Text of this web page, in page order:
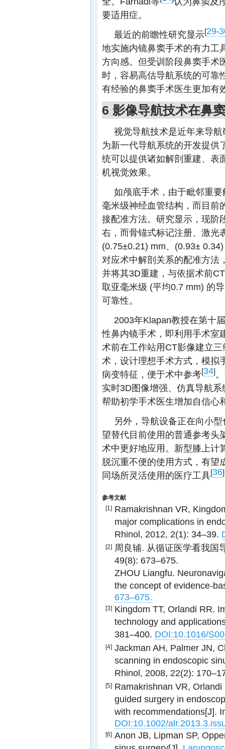
要适用症。
最近的前瞻性研究显示[29-
地实施内镜鼻窦手术的有力工
方向感。但受训阶段鼻窦手术
时，容易高估导航系统的可靠
有经验的鼻窦手术医生更加有
6 影像导航技术在鼻
视觉导航技术是近年来导
为新一代导航系统的开发提供
统可以提供诸如解剖重建、表
机视觉效果。
如颅底手术，由于毗邻重
毫米级神经血管结构，而目前
接配准方法。研究显示，现阶
右，而骨锚式标记注册、激光
(0.75±0.21) mm、(0.93±
对应术中解剖关系的配准方法
并将其3D重建，与依据术前
取亚毫米级 (平均0.7 mm) 的
可靠性。
2003年Klapan教授在第十
性鼻内镜手术，即利用手术室
术前在工作站用CT影像建立
术，设计理想手术方式，模拟
病变特征，便于术中参考[34]
实时3D图像增强、仿真导航
帮助初学手术医生增加自信心
另外，导航设备正在向小
望替代目前使用的普通参考头
术中更好地应用。新型膝上计
脱沉重不便的使用方式，有望
同场所灵活使用的医疗工具[36]
参考文献
[1] Ramakrishnan VR,
major complications in
Rhinol, 2012, 2(1): 34–39.
[2] 周良辅. 从循证医学看我国
49(8): 673–675.
ZHOU Liangfu.
the concept of evidence-
673–675.
[3] Kingdom TT, Orlandi RR.
technology and
381–400. DOI:10.1016/
[4] Jackman AH, Palmer JN,
scanning in endoscopic
Rhinol, 2008, 22(2):
[5] Ramakrishnan VR,
guided surgery in
with recommendations[J].
DOI:10.1002/
[6] Anon JB, Lipman SP,